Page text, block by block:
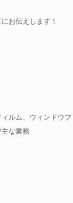
お伝えします！
ルム、ウィンドウ
な業務